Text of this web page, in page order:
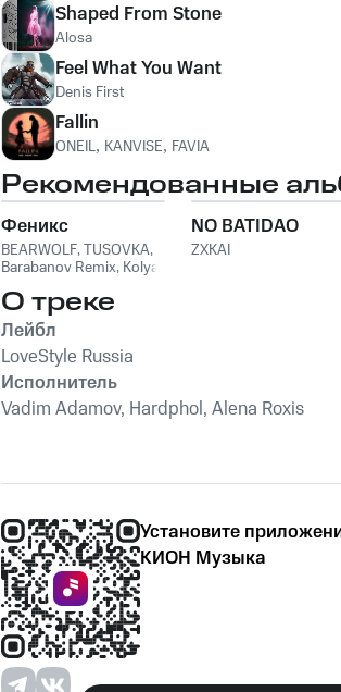
Shaped From Stone
Alosa
Feel What You Want
Denis First
Fallin
ONEIL, KANVISE, FAVIA
Рекомендованные
Феникс
BEARWOLF,TUSOVKA,
Barabanov Remix, Kolya
NO BATIDAO
ZXKAI
О треке
Лейбл
LoveStyle Russia
Исполнитель
Vadim Adamov, Hardphol, Alena Roxis
Установите
КИОН Музыка